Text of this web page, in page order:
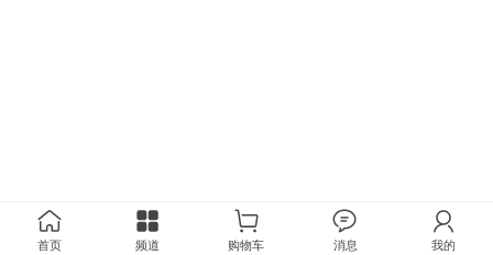
首页 频道 购物车 消息 我的